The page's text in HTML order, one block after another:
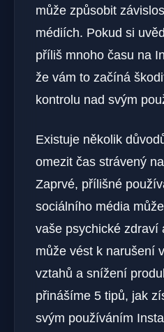
může způsobit
médiích. Pokud si
příliš mnoho času na
že vám to začíná
kontrolu nad svým
Existuje několik
omezit čas strávený
Zaprvé, přílišné
sociálního média
vaše psychické zdraví
může vést k narušení
vztahů a snížení
přinášíme 5 tipů, jak
svým používáním